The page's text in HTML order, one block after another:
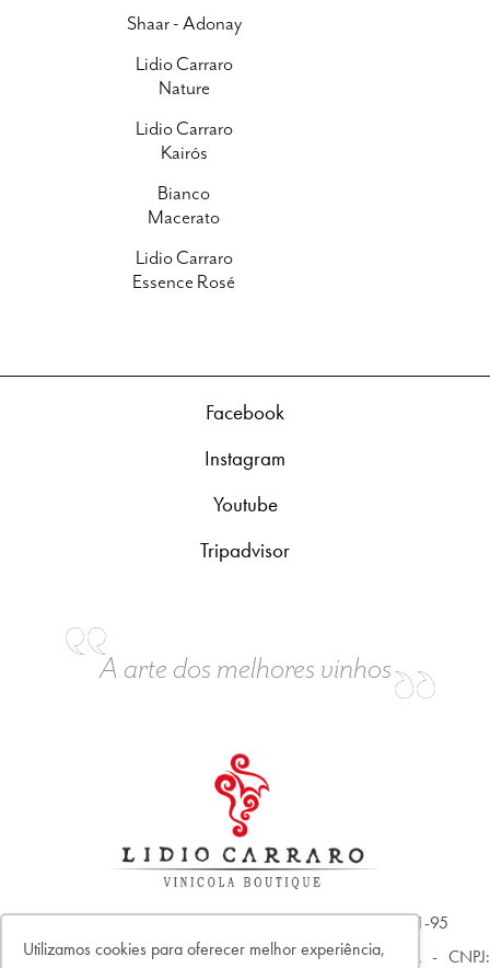
Utilizamos cookies para oferecer melhor experiência,
Shaar - Adonay
Lidio Carraro
Nature
Lidio Carraro
Kairós
Bianco
Macerato
Lidio Carraro
Essence Rosé
Facebook
Instagram
Youtube
Tripadvisor
A arte dos melhores vinhos
Vinicola Lidio Carraro LTDA - CNPJ: 04.304.539/0001-95
C2C Comércio Integrado de Vinhos e Acessórios LTDA - CNPJ: